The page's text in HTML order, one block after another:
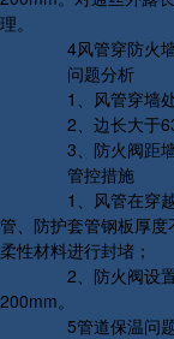
理。
4风管穿防火
问题分析
1、风管穿墙处
2、边长大于
3、防火阀距墙
管控措施
1、风管在穿越
管、防护套管钢板厚
柔性材料进行封堵；
2、防火阀设置
200mm。
5管道保温问